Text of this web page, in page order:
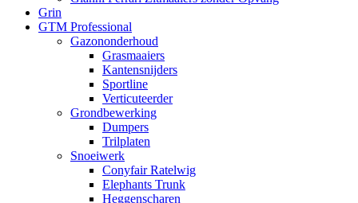
Grin
GTM Professional
Gazononderhoud
Grasmaaiers
Kantensnijders
Sportline
Verticuteerder
Grondbewerking
Dumpers
Trilplaten
Snoeiwerk
Conyfair Ratelwig
Elephants Trunk
Heggenscharen